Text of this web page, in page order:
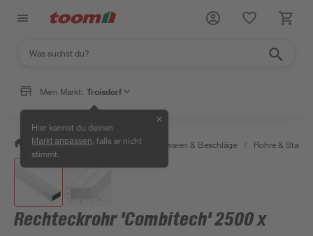
Mein Markt: Troisdorf
Hier kannst du deinen
Markt anpassen , falls er nicht
stimmt.
✕
/ Werkstatt & Maschinen / Eisenwaren & Beschläge / Rohre &
Rechteckrohr 'Combitech' 2500 x